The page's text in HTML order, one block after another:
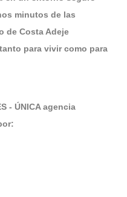
minutos de las
de Costa Adeje
para vivir como para
- ÚNICA agencia